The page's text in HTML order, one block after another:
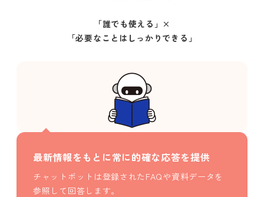
「誰でも使える」×
「必要なことはしっかりできる」
最新情報をもとに常に的確な応答を提供
チャットボットは登録されたFAQや資料データを
参照して回答します。